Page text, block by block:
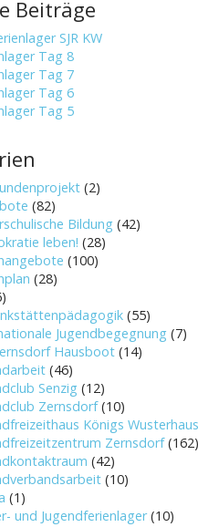
Beiträge
SJR KW
Tag 8
Tag 7
Tag 6
Tag 5
(2)
(82)
Bildung (42)
leben! (28)
(100)
(28)
(55)
Jugendbegegnung (7)
Hausboot (14)
(46)
Senzig (12)
Zernsdorf(10)
Königs
Zernsdorf(162)
(42)
(10)
(1)
und Jugendferienlager(10)